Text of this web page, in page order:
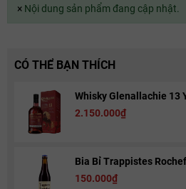
×Nội dung sản phẩm đang cập nhật.
CÓ THỂ BẠN THÍCH
Whisky Glenallachie 13
2.150.000₫
Bia Bỉ Trappistes
150.000₫